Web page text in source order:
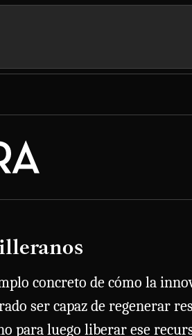
window
concreto de cómo la
ser capaz de regenerar
para luego liberar ese